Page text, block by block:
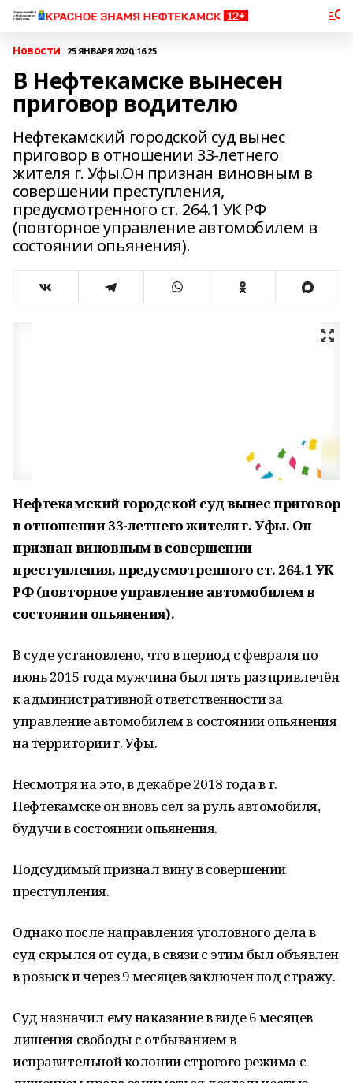
Новости 25 ЯНВАРЯ 2020, 16:25
В Нефтекамске вынесен
приговор водителю
Нефтекамский городской суд вынес
приговор в отношении 33-летнего
жителя г. Уфы.Он признан виновным в
совершении преступления,
предусмотренного ст. 264.1 УК РФ
(повторное управление автомобилем в
состоянии опьянения).
Нефтекамский городской суд вынес приговор
в отношении 33-летнего жителя г. Уфы. Он
признан виновным в совершении
преступления, предусмотренного ст. 264.1 УК
РФ (повторное управление автомобилем в
состоянии опьянения).
В суде установлено, что в период с февраля по
июнь 2015 года мужчина был пять раз привлечён
к административной ответственности за
управление автомобилем в состоянии опьянения
на территории г. Уфы.
Несмотря на это, в декабре 2018 года в г.
Нефтекамске он вновь сел за руль автомобиля,
будучи в состоянии опьянения.
Подсудимый признал вину в совершении
преступления.
Однако после направления уголовного дела в
суд скрылся от суда, в связи с этим был объявлен
в розыск и через 9 месяцев заключен под стражу.
Суд назначил ему наказание в виде 6 месяцев
лишения свободы с отбыванием в
исправительной колонии строгого режима с